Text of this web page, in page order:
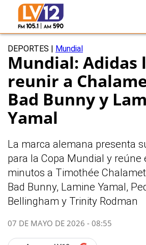
DEPORTES Mundial
Mundial: Adidas
reunir a
Bad Bunny y
Yamal
La marca alemana presenta
para la Copa Mundial y reúne
minutos a Timothée
Bad Bunny, Lamine Yamal,
Bellingham y Trinity Rodman
07 DE MAYO DE 2026 - 08:55